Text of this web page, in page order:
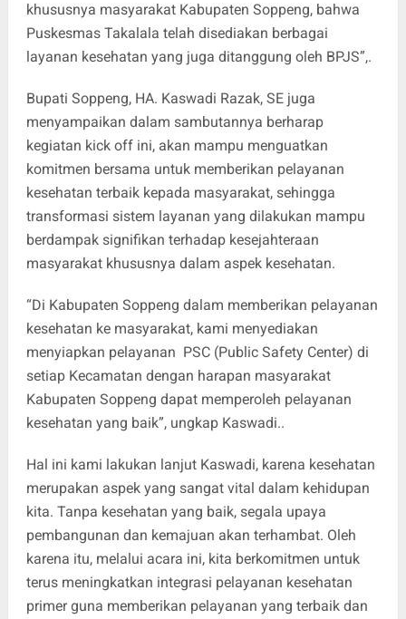
khususnya masyarakat Kabupaten Soppeng, bahwa
Puskesmas Takalala telah disediakan berbagai
layanan kesehatan yang juga ditanggung oleh BPJS”,.
Bupati Soppeng, HA. Kaswadi Razak, SE juga
menyampaikan dalam sambutannya berharap
kegiatan kick off ini, akan mampu menguatkan
komitmen bersama untuk memberikan pelayanan
kesehatan terbaik kepada masyarakat, sehingga
transformasi sistem layanan yang dilakukan mampu
berdampak signifikan terhadap kesejahteraan
masyarakat khususnya dalam aspek kesehatan.
“Di Kabupaten Soppeng dalam memberikan pelayanan
kesehatan ke masyarakat, kami menyediakan
menyiapkan pelayanan PSC (Public Safety Center) di
setiap Kecamatan dengan harapan masyarakat
Kabupaten Soppeng dapat memperoleh pelayanan
kesehatan yang baik”, ungkap Kaswadi..
Hal ini kami lakukan lanjut Kaswadi, karena kesehatan
merupakan aspek yang sangat vital dalam kehidupan
kita. Tanpa kesehatan yang baik, segala upaya
pembangunan dan kemajuan akan terhambat. Oleh
karena itu, melalui acara ini, kita berkomitmen untuk
terus meningkatkan integrasi pelayanan kesehatan
primer guna memberikan pelayanan yang terbaik dan